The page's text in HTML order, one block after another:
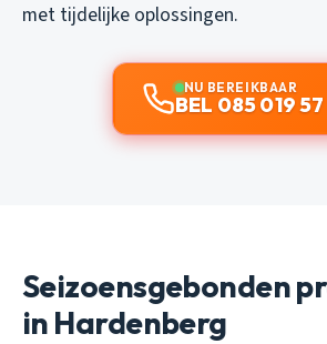
met tijdelijke oplossingen.
NU BEREIKBAAR
BEL 085 019
Seizoensgebonden
in Hardenberg